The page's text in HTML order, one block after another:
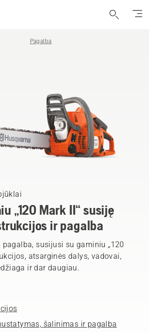
Pagalba
„120 Mark II“ susiję
ir pagalba
susijusi su gaminiu „120
atsarginės dalys, vadovai,
ir dar daugiau.
šalinimas ir pagalba